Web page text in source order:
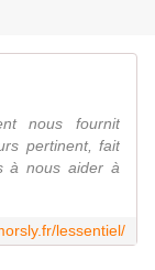
nous fournit
pertinent, fait
à nous aider à
lessentiel/